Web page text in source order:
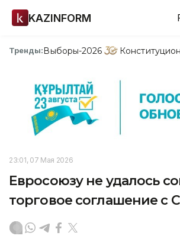
KAZINFORM
Тренды:Выборы-2026
23:01, 07 Мая 2026
Евросоюзу не удалось
торговое соглашение с